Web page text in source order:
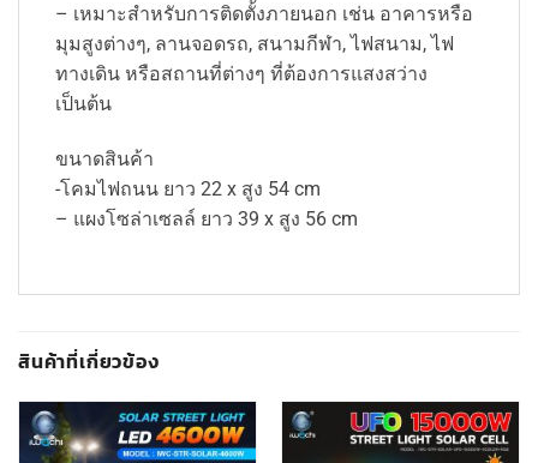
– เ​​​​​​​หมาะสำหรับการติดตั้งภายนอก เช่น อาคารหรือ
มุมสูงต่างๆ, ลานจอดรถ, สนามกีฬา, ไฟสนาม, ไฟ
ทางเดิน หรือสถานที่ต่างๆ ที่ต้องการแสงสว่าง
เป็นต้น
​​​​​​​ขนาดสินค้า
-โคมไฟถนน ยาว 22 x สูง 54 cm
– แผงโซล่าเซลล์ ยาว 39 x สูง 56 cm
สินค้าที่เกี่ยวข้อง